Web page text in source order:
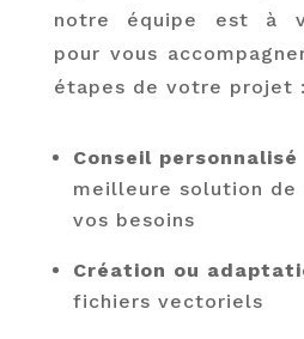
notre équipe est à
pour vous
étapes de votre projet :
Conseil personnalisé
meilleure solution de
vos besoins
Création ou
fichiers vectoriels